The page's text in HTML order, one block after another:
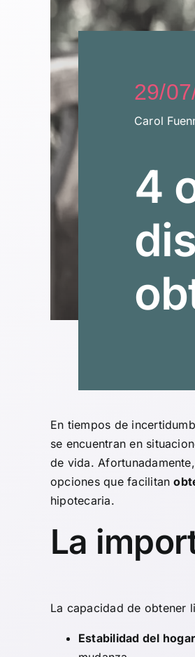
29/
Carol
4
En tiempos de
se encuentran en
de vida.
opciones que facilitan
hipotecaria.
La
La capacidad de obtener
Estabilidad del hogar